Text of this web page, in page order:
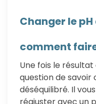
Changer le
comment
Une fois le
question de
déséquilibré. Il